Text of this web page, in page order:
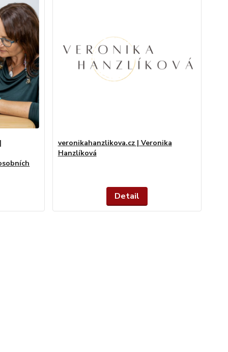
veronikahanzlikova.cz | Veronika
Hanzlíková
Detail